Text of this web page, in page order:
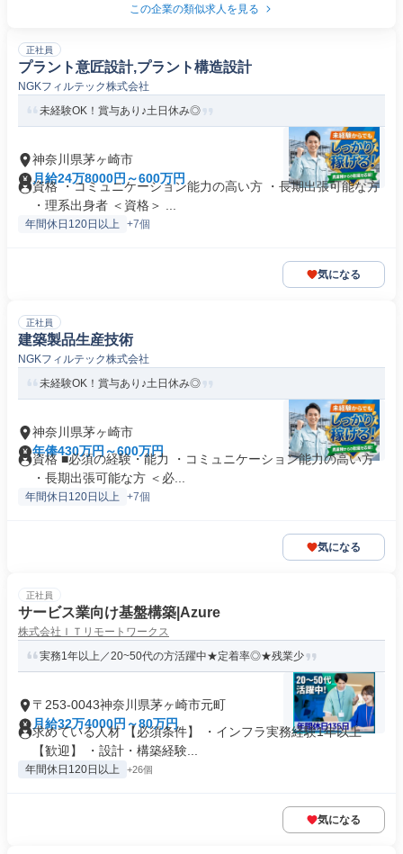
この企業の類似求人を見る
正社員
プラント意匠設計,プラント構造設計
NGKフィルテック株式会社
未経験OK！賞与あり♪土日休み◎
神奈川県茅ヶ崎市
月給24万8000円～600万円
資格 ・コミュニケーション能力の高い方 ・長期出張可能な方
・理系出身者 ＜資格＞ ...
年間休日120日以上 +7個
気になる
正社員
建築製品生産技術
NGKフィルテック株式会社
未経験OK！賞与あり♪土日休み◎
神奈川県茅ヶ崎市
年俸430万円～600万円
資格 ■必須の経験・能力 ・コミュニケーション能力の高い方
・長期出張可能な方 ＜必...
年間休日120日以上 +7個
気になる
正社員
サービス業向け基盤構築|Azure
株式会社ＩＴリモートワークス
実務1年以上／20~50代の方活躍中★定着率◎★残業少
〒253-0043神奈川県茅ヶ崎市元町
月給32万4000円～80万円
求めている人材 【必須条件】 ・インフラ実務経験1年以上
【歓迎】 ・設計・構築経験...
年間休日120日以上 +26個
気になる